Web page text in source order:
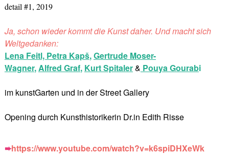
detail #1, 2019
Ja, schon wieder kommt die Kunst daher. Und macht sich
Weltgedanken:
Lena Feitl, Petra Kapš,Gertrude Moser-
Wagner,Alfred Graf, Kurt Spitaler& Pouya Gourabi
im kunstGarten und in der Street Gallery
Opening durch Kunsthistorikerin Dr.in Edith Risse
➨https://www.youtube.com/watch?v=k6spiDHXeWk